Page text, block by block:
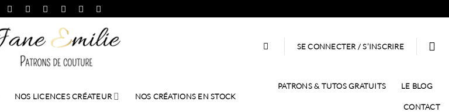
SE CONNECTER / S’INSCRIRE
NOS LICENCES CRÉATEUR NOS CRÉATIONS EN STOCK
PATRONS & TUTOS GRATUITS LE BLOG
CONTACT